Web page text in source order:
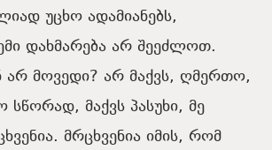
უცხო ადამიანებს,
დახმარება არ შეეძლოთ.
არ მოვედი? არ მაქვს, ღმერთო,
მაქვს პასუხი, მე
მრცხვენია იმის, რომ